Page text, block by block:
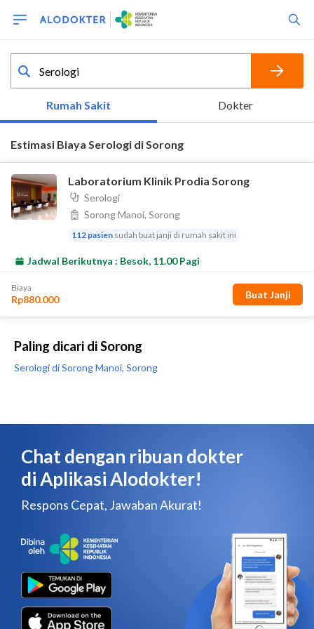
Paling dicari di Sorong
Serologi di Sorong Manoi, Sorong